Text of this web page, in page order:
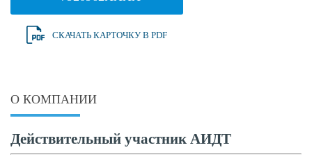
СКАЧАТЬ КАРТОЧКУ В PDF
О КОМПАНИИ
Действительный участник АИДТ